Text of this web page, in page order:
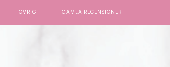
ÖVRIGT GAMLA RECENSIONER